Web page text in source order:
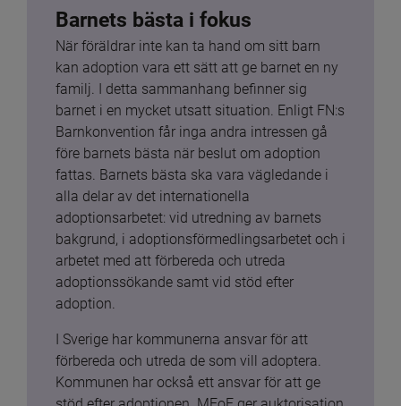
Barnets bästa i fokus
När föräldrar inte kan ta hand om sitt barn
kan adoption vara ett sätt att ge barnet en ny
familj. I detta sammanhang befinner sig
barnet i en mycket utsatt situation. Enligt FN:s
Barnkonvention får inga andra intressen gå
före barnets bästa när beslut om adoption
fattas. Barnets bästa ska vara vägledande i
alla delar av det internationella
adoptionsarbetet: vid utredning av barnets
bakgrund, i adoptionsförmedlingsarbetet och i
arbetet med att förbereda och utreda
adoptionssökande samt vid stöd efter
adoption.
I Sverige har kommunerna ansvar för att
förbereda och utreda de som vill adoptera.
Kommunen har också ett ansvar för att ge